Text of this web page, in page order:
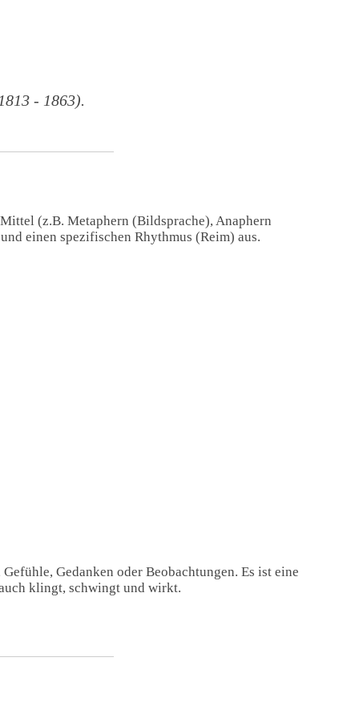
- 1863).
(z.B. Metaphern (Bildsprache), Anaphern
einen spezifischen Rhythmus (Reim) aus.
Gedanken oder Beobachtungen. Es ist eine
klingt, schwingt und wirkt.